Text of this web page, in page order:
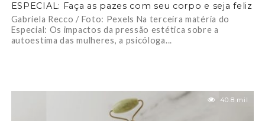
ESPECIAL: Faça as pazes com seu corpo e seja feliz
Gabriela Recco / Foto: Pexels Na terceira matéria do
Especial: Os impactos da pressão estética sobre a
autoestima das mulheres, a psicóloga...
40.8 mil